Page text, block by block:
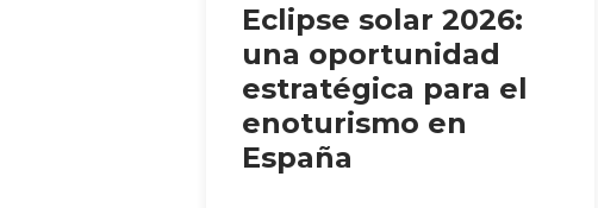
Eclipse solar 2026:
una oportunidad
estratégica para el
enoturismo en
España